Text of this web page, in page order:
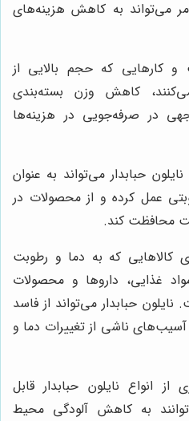
می‌تواند به کاهش هزینه‌های
که حجم بالایی از
کاهش وزن بسته‌بندی
در صرفه‌جویی در هزینه‌ها
نایلون حبابدار می‌تواند به عنوان
عمل کرده و از محصولات در
محافظت کند.
کالاهایی که به دما و رطوبت
غذایی، داروها و محصولات
حبابدار می‌تواند از فاسد
ناشی از تغییرات دما و
از انواع نایلون حبابدار قابل
به کاهش آلودگی محیط